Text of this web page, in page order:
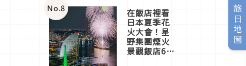
旅日地圖
No.8 在飯店裡看
日本夏季花
火大會！星
野集團煙火
景觀飯店6